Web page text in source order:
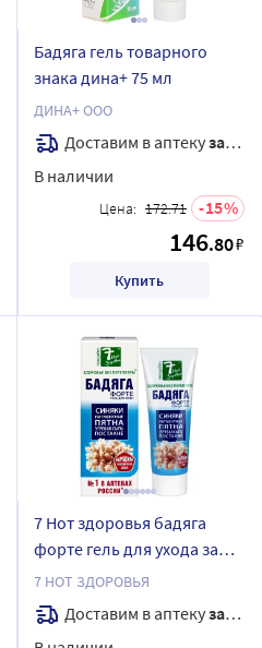
Бадяга гель товарного
знака дина+ 75 мл
ДИНА+ ООО
Доставим в аптекузавтра
В наличии
Цена: 172.71 15
146.80₽
Купить
7 Нот здоровья бадяга
форте гель для ухода за
кожей 75 мл
7 НОТ ЗДОРОВЬЯ
Доставим в аптекузавтра